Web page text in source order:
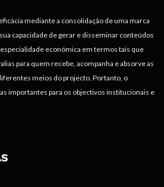
mediante a consolidação de uma marca
capacidade de gerar e disseminar conteúdos
económica em termos tais que
para quem recebe, acompanha e absorve as
meios do projecto. Portanto, o
importantes para os objectivos institucionais e